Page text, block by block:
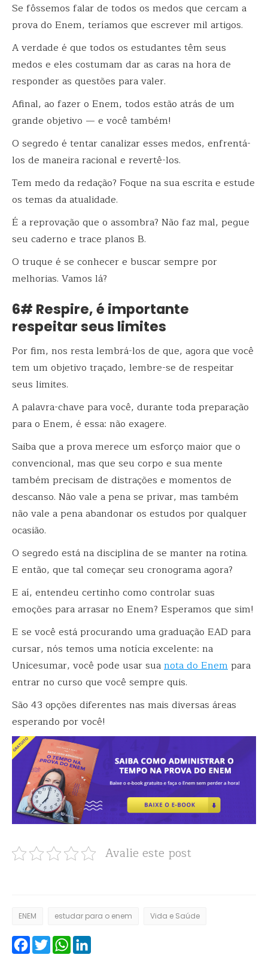
Se fôssemos falar de todos os medos que cercam a
prova do Enem, teríamos que escrever mil artigos.
A verdade é que todos os estudantes têm seus
medos e eles costumam dar as caras na hora de
responder as questões para valer.
Afinal, ao fazer o Enem, todos estão atrás de um
grande objetivo — e você também!
O segredo é tentar canalizar esses medos, enfrentá-
los de maneira racional e revertê-los.
Tem medo da redação? Foque na sua escrita e estude
os temas da atualidade.
É a reprovação que o assombra? Não faz mal, pegue
seu caderno e trace planos B.
O truque é se conhecer e buscar sempre por
melhorias. Vamos lá?
6# Respire, é importante
respeitar seus limites
Por fim, nos resta lembrá-los de que, agora que você
tem um objetivo traçado, lembre-se de respeitar
seus limites.
A palavra-chave para você, durante toda preparação
para o Enem, é essa: não exagere.
Saiba que a prova merece um esforço maior que o
convencional, mas que seu corpo e sua mente
também precisam de distrações e momentos de
descanso. Não vale a pena se privar, mas também
não vale a pena abandonar os estudos por qualquer
ocasião.
O segredo está na disciplina de se manter na rotina.
E então, que tal começar seu cronograma agora?
E aí, entendeu certinho como controlar suas
emoções para arrasar no Enem? Esperamos que sim!
E se você está procurando uma graduação EAD para
cursar, nós temos uma notícia excelente: na
Unicesumar, você pode usar suanota do Enempara
entrar no curso que você sempre quis.
São 43 opções diferentes nas mais diversas áreas
esperando por você!
Avalie este post
ENEM estudar para o enem Vida e Saúde
FacebookTwitterWhatsApp